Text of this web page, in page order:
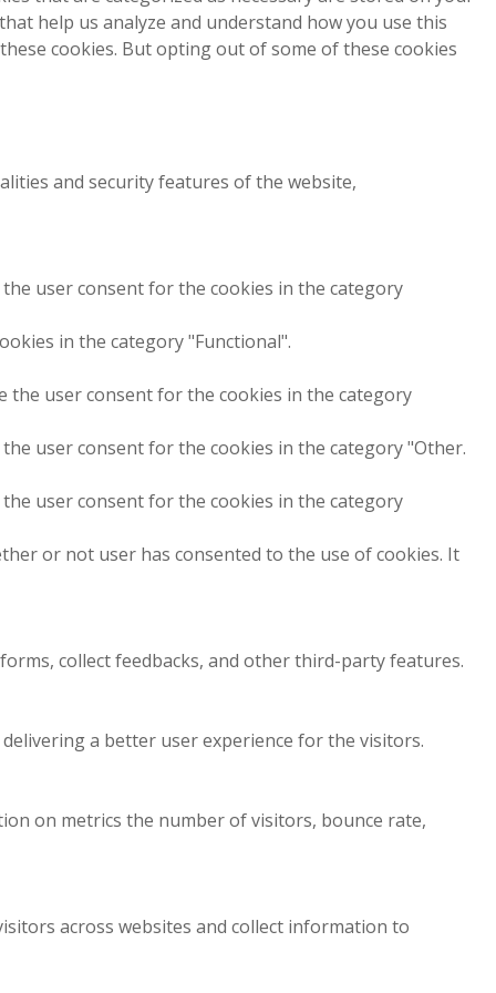
help us analyze and understand how you use this
cookies. But opting out of some of these cookies
and security features of the website,
user consent for the cookies in the category
in the category "Functional".
the user consent for the cookies in the category
user consent for the cookies in the category "Other.
user consent for the cookies in the category
or not user has consented to the use of cookies. It
collect feedbacks, and other third-party features.
a better user experience for the visitors.
on metrics the number of visitors, bounce rate,
across websites and collect information to